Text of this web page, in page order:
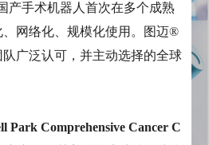
产手术机器人首次在多个成熟
、网络化、规模化使用。图迈®
广泛认可，并主动选择的全球
Park Comprehensive Cancer C